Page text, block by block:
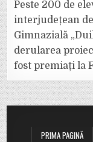
Peste 200 de
interjudețean de
Gimnazială
derularea
fost premiați la
PRIMA PAGINĂ